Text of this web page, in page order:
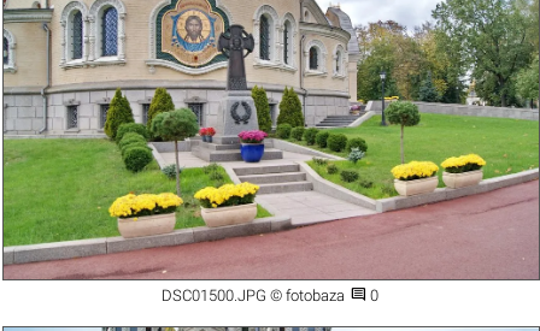
DSC01500.JPG © fotobaza  0